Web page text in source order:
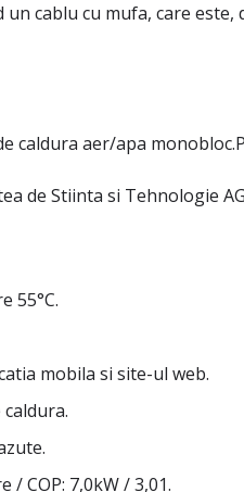
cablu cu mufa, care
caldura aer/apa
de Stiinta si Tehnologie
55°C.
mobila si site-ul web.
COP: 7,0kW / 3,01.